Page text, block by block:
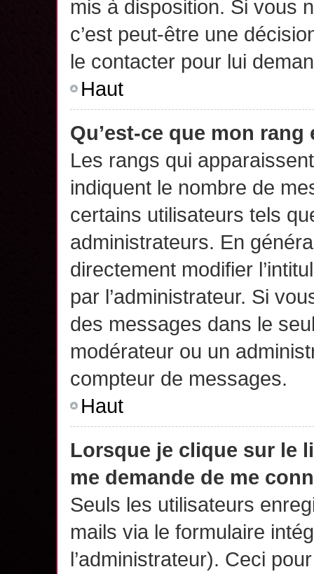
mis à disposition. Si vous
c’est peut-être une
le contacter pour lui
Haut
Qu’est-ce que mon
Les rangs qui
indiquent le nombre de
certains utilisateurs tels
administrateurs. En
directement modifier
par l’administrateur. Si
des messages dans le
modérateur ou un
compteur de messages.
Haut
Lorsque je clique sur le
me demande de me
Seuls les utilisateurs
mails via le formulaire
l’administrateur). Ceci